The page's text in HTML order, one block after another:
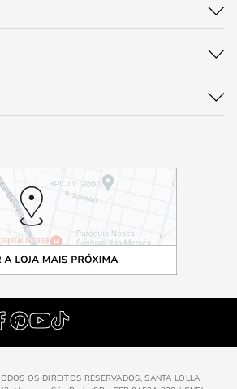
OS DIREITOS RESERVADOS, SANTA LOLLA